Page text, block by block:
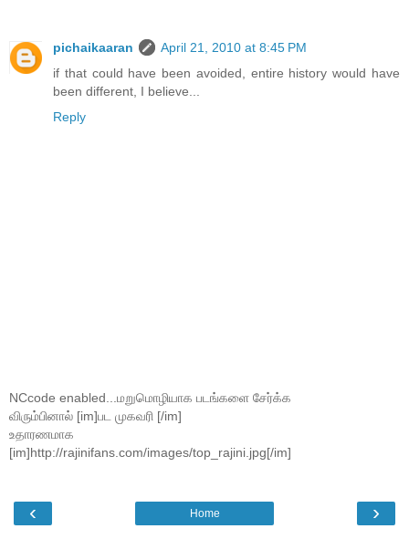
pichaikaaran
April 21, 2010 at 8:45 PM
if that could have been avoided, entire history would have
been different, I believe...
Reply
NCcode enabled...மறுமொழியாக படங்களை சேர்க்க
விரும்பினால் [im]பட முகவரி [/im]
உதாரணமாக
[im]http://rajinifans.com/images/top_rajini.jpg[/im]
‹ ›
Home